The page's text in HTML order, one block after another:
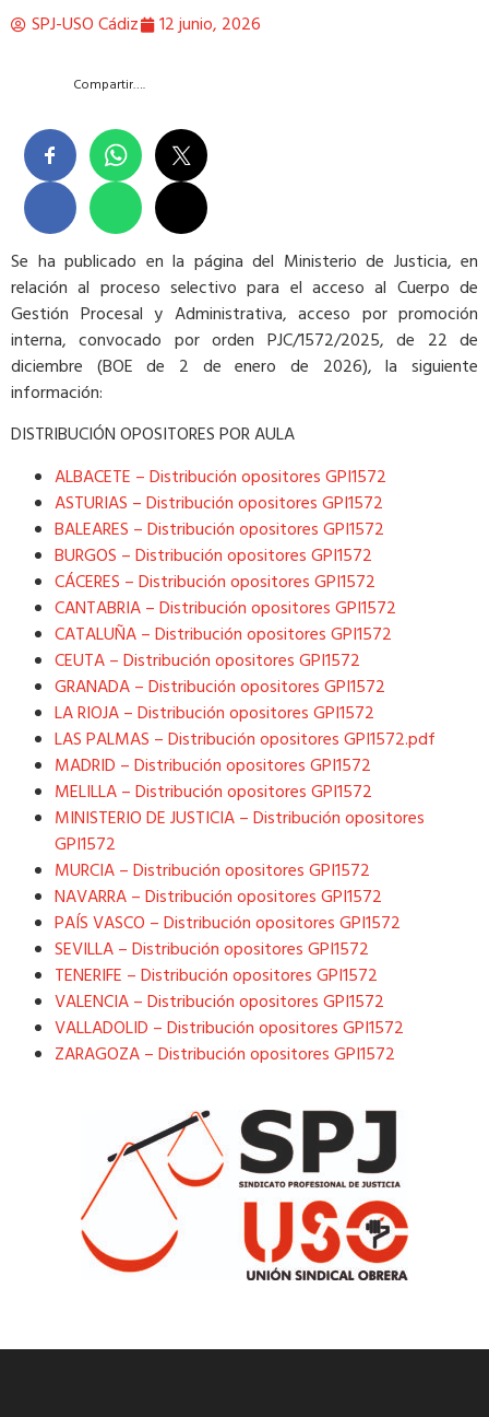
SPJ-USO Cádiz 12 junio, 2026
Compartir….
Se ha publicado en la página del Ministerio de Justicia, en
relación al proceso selectivo para el acceso al Cuerpo de
Gestión Procesal y Administrativa, acceso por promoción
interna, convocado por orden PJC/1572/2025, de 22 de
diciembre (BOE de 2 de enero de 2026), la siguiente
información:
DISTRIBUCIÓN OPOSITORES POR AULA
ALBACETE – Distribución opositores GPI1572
ASTURIAS – Distribución opositores GPI1572
BALEARES – Distribución opositores GPI1572
BURGOS – Distribución opositores GPI1572
CÁCERES – Distribución opositores GPI1572
CANTABRIA – Distribución opositores GPI1572
CATALUÑA – Distribución opositores GPI1572
CEUTA – Distribución opositores GPI1572
GRANADA – Distribución opositores GPI1572
LA RIOJA – Distribución opositores GPI1572
LAS PALMAS – Distribución opositores GPI1572.pdf
MADRID – Distribución opositores GPI1572
MELILLA – Distribución opositores GPI1572
MINISTERIO DE JUSTICIA – Distribución opositores
GPI1572
MURCIA – Distribución opositores GPI1572
NAVARRA – Distribución opositores GPI1572
PAÍS VASCO – Distribución opositores GPI1572
SEVILLA – Distribución opositores GPI1572
TENERIFE – Distribución opositores GPI1572
VALENCIA – Distribución opositores GPI1572
VALLADOLID – Distribución opositores GPI1572
ZARAGOZA – Distribución opositores GPI1572